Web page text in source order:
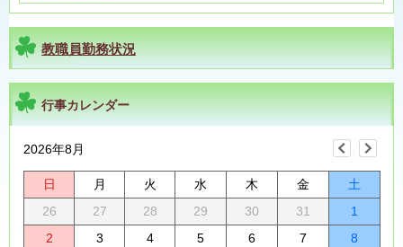
教職員勤務状況
行事カレンダー
2026年8月
日 月 火 水 木 金
土
26
27 28 29 30 31
1
2
3 4 5 6 7
8